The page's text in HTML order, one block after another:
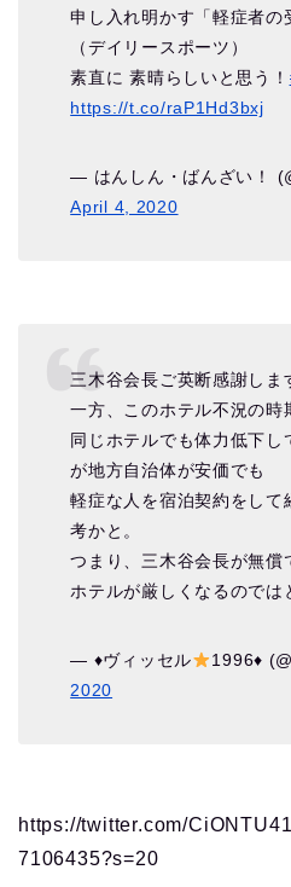
申し入れ明かす「軽症者の
（デイリースポーツ）
素直に 素晴らしいと思う！
https://t.co/raP1Hd3bxj
— はんしん・ばんざい！
April 4, 2020
三木谷会長ご英断感謝しま
一方、このホテル不況の時
同じホテルでも体力低下し
が地方自治体が安価でも
軽症な人を宿泊契約をして
考かと。
つまり、三木谷会長が無償
ホテルが厳しくなるのでは
— ♦️ヴィッセル 1996♦️
2020
https://twitter.com/
7106435?s=20